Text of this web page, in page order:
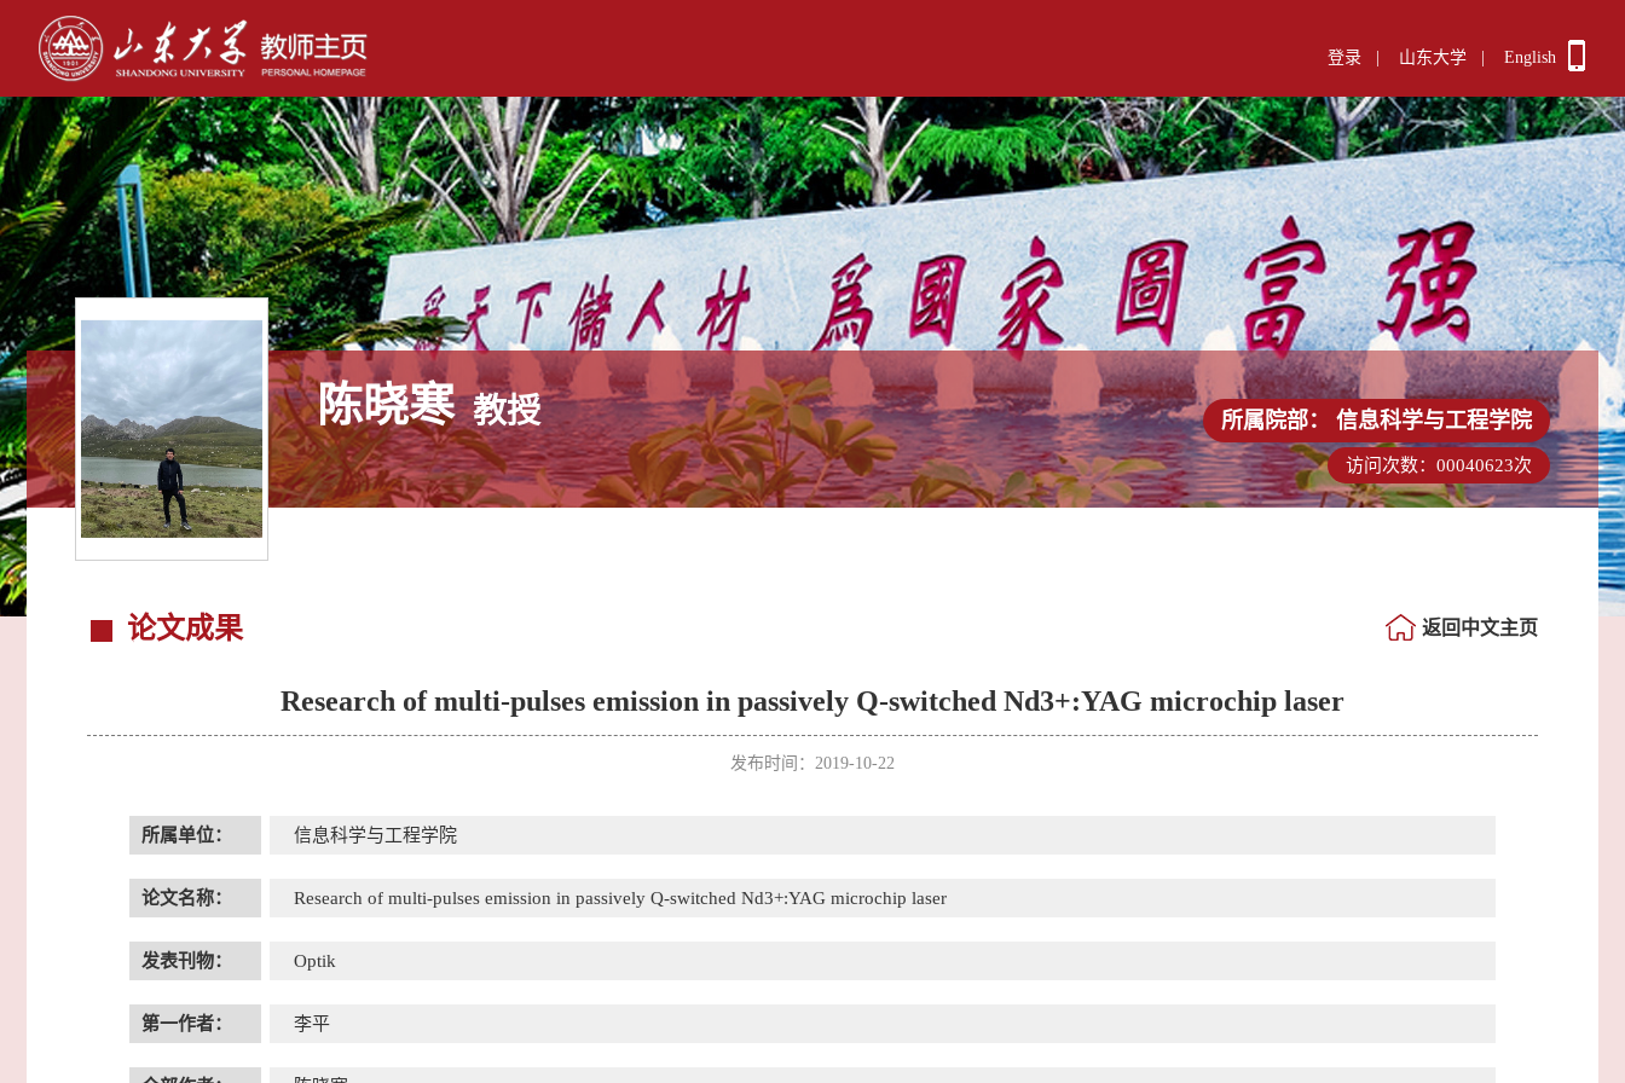
登录 山东大学 English
陈晓寒 教授 所属院部： 信息科学与工程学院
访问次数： 00040623次
论文成果 返回中文主页
Research of multi-pulses emission in passively Q-switched Nd3+:YAG microchip laser
发布时间：2019-10-22
所属单位： 信息科学与工程学院
论文名称： Research of multi-pulses emission in passively Q-switched Nd3+:YAG microchip laser
发表刊物： Optik
第一作者： 李平